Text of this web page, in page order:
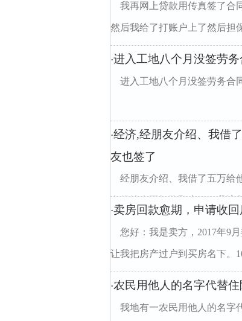
我再网上贷款用传真签了合
然后我给了打账户上了然后担
·进入工地八个月没签劳
进入工地八个月没签劳务合
·经济,经朋友介绍、我借
友也签了
经朋友介绍、我借了五万给
在借钱人不知跑那去了、我该
·卖房回款愈期，申请收
您好：我是卖方，2017年9
让我把房产过户到买房名下。
·农民用他人的名字代替
我地有一农民用他人的名字